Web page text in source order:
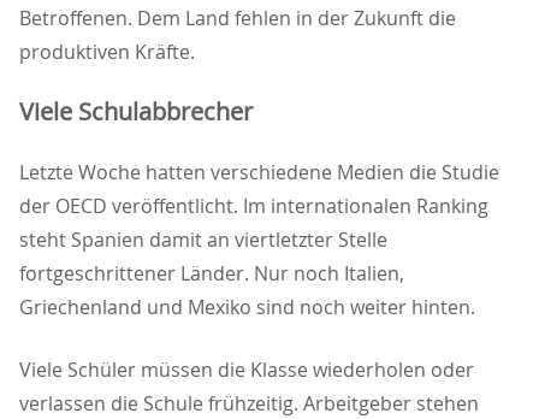
Betroffenen. Dem Land fehlen in der Zukunft die
produktiven Kräfte.
Viele Schulabbrecher
Letzte Woche hatten verschiedene Medien die Studie
der OECD veröffentlicht. Im internationalen Ranking
steht Spanien damit an viertletzter Stelle
fortgeschrittener Länder. Nur noch Italien,
Griechenland und Mexiko sind noch weiter hinten.
Viele Schüler müssen die Klasse wiederholen oder
verlassen die Schule frühzeitig. Arbeitgeber stehen